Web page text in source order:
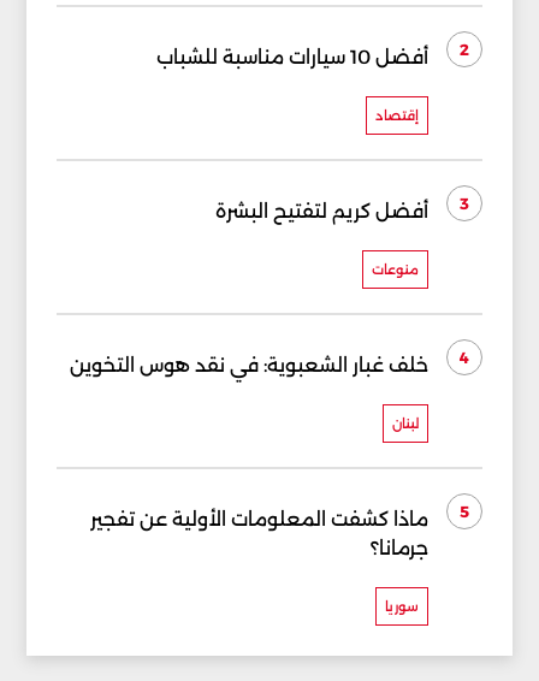
2 أفضل 10 سيارات مناسبة للشباب
إقتصاد
3 أفضل كريم لتفتيح البشرة
منوعات
4 خلف غبار الشعبوية: في نقد هوس التخوين
لبنان
5
ماذا كشفت المعلومات الأولية عن تفجير
جرمانا؟
سوريا